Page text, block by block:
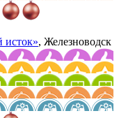
исток», Железноводск